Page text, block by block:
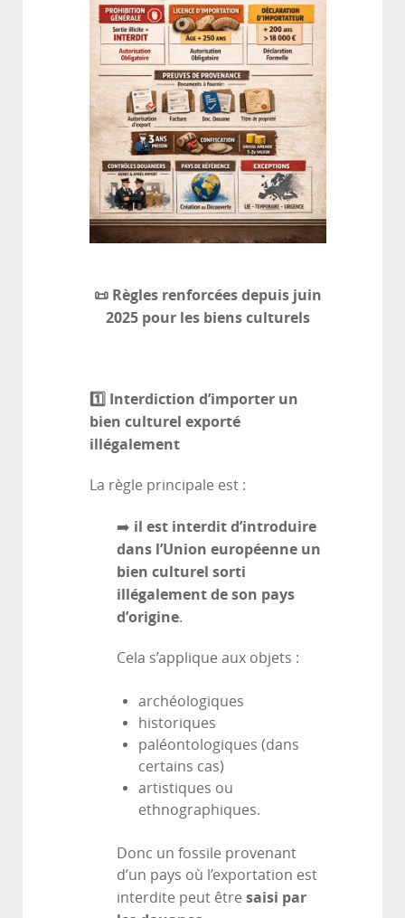
📜 Règles renforcées depuis juin
2025 pour les biens culturels
1️ ⃣ Interdiction d’importer un
bien culturel exporté
illégalement
La règle principale est :
➡️ il est interdit d’introduire
dans l’Union européenne un
bien culturel sorti
illégalement de son pays
d’origine.
Cela s’applique aux objets :
archéologiques
historiques
paléontologiques (dans
certains cas)
artistiques ou
ethnographiques.
Donc un fossile provenant
d’un pays où l’exportation est
interdite peut être saisi par